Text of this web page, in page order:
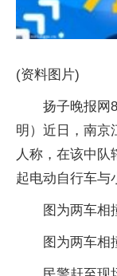
(资料图片)
扬子晚报网
明）近日，南京
人称，在该中
起电动自行车与
图为两车相
图为两车相